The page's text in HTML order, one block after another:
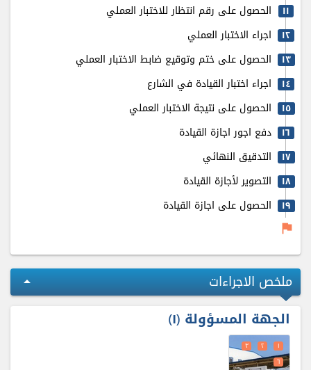
۱۱ الحصول على رقم انتظار للاختبار العملي
۱٢ اجراء الاختبار العملي
۱٣ الحصول على ختم وتوقيع ضابط الاختبار العملي
۱٤ اجراء اختبار القيادة في الشارع
۱٥ الحصول على نتيجة الاختبار العملي
۱٦ دفع اجور اجازة القيادة
۱٧ التدقيق النهائي
۱٨ التصوير لأجازة القيادة
۱٩ الحصول على اجازة القيادة
flag
arrow_drop_up ملخص الاجراءات
الجهة المسؤولة ۱
۱ ٢
٣
٦